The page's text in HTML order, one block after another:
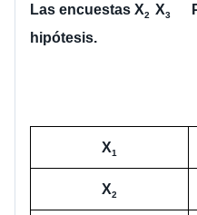
Las encuestas X2 X3
hipótesis.
X1
X2